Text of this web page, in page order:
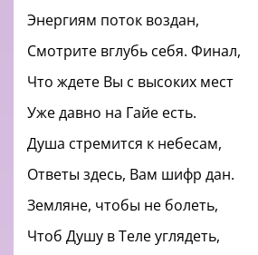
Энергиям поток воздан,
Смотрите вглубь себя. Финал,
Что ждете Вы с высоких мест
Уже давно на Гайе есть.
Душа стремится к небесам,
Ответы здесь, Вам шифр дан.
Земляне, чтобы не болеть,
Чтоб Душу в Теле углядеть,